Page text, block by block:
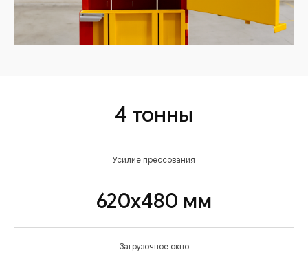
4 тонны
Усилие прессования
620х480 мм
Загрузочное окно